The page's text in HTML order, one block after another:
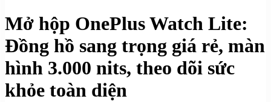
Mở hộp OnePlus Watch Lite:
Đồng hồ sang trọng giá rẻ, màn
hình 3.000 nits, theo dõi sức
khỏe toàn diện